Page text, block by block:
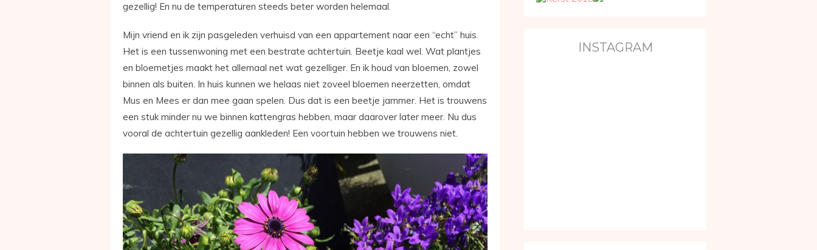
gezellig! En nu de temperaturen steeds beter worden helemaal.
Mijn vriend en ik zijn pasgeleden verhuisd van een appartement naar een “echt” huis.
Het is een tussenwoning met een bestrate achtertuin. Beetje kaal wel. Wat plantjes
en bloemetjes maakt het allemaal net wat gezelliger. En ik houd van bloemen, zowel
binnen als buiten. In huis kunnen we helaas niet zoveel bloemen neerzetten, omdat
Mus en Mees er dan mee gaan spelen. Dus dat is een beetje jammer. Het is trouwens
een stuk minder nu we binnen kattengras hebben, maar daarover later meer. Nu dus
vooral de achtertuin gezellig aankleden! Een voortuin hebben we trouwens niet.
INSTAGRAM